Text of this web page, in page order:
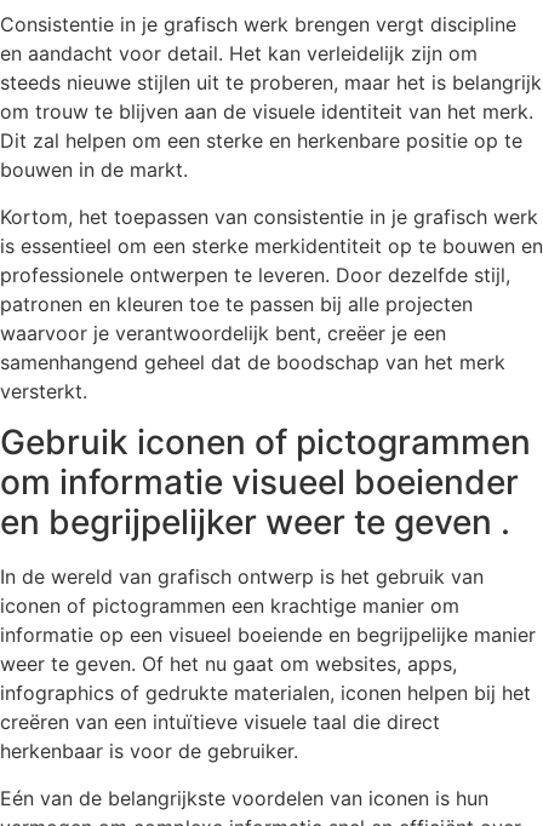
Consistentie in je grafisch werk brengen vergt discipline
en aandacht voor detail. Het kan verleidelijk zijn om
steeds nieuwe stijlen uit te proberen, maar het is belangrijk
om trouw te blijven aan de visuele identiteit van het merk.
Dit zal helpen om een sterke en herkenbare positie op te
bouwen in de markt.
Kortom, het toepassen van consistentie in je grafisch werk
is essentieel om een sterke merkidentiteit op te bouwen en
professionele ontwerpen te leveren. Door dezelfde stijl,
patronen en kleuren toe te passen bij alle projecten
waarvoor je verantwoordelijk bent, creëer je een
samenhangend geheel dat de boodschap van het merk
versterkt.
Gebruik iconen of pictogrammen
om informatie visueel boeiender
en begrijpelijker weer te geven .
In de wereld van grafisch ontwerp is het gebruik van
iconen of pictogrammen een krachtige manier om
informatie op een visueel boeiende en begrijpelijke manier
weer te geven. Of het nu gaat om websites, apps,
infographics of gedrukte materialen, iconen helpen bij het
creëren van een intuïtieve visuele taal die direct
herkenbaar is voor de gebruiker.
Eén van de belangrijkste voordelen van iconen is hun